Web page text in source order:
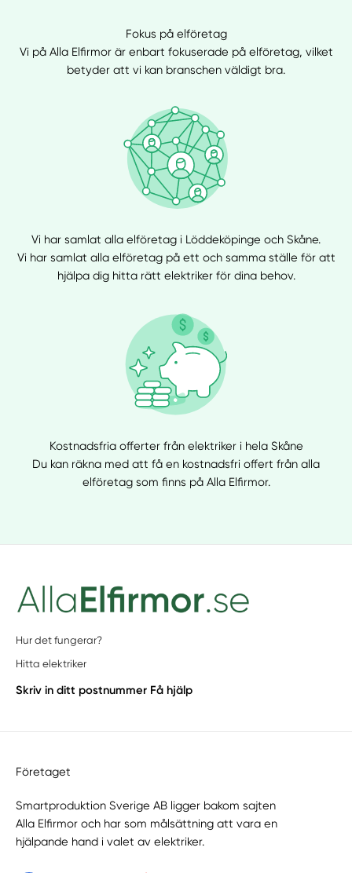
Fokus på elföretag
Vi på Alla Elfirmor är enbart fokuserade på elföretag, vilket
betyder att vi kan branschen väldigt bra.
Vi har samlat alla elföretag i Löddeköpinge och Skåne.
Vi har samlat alla elföretag på ett och samma ställe för att
hjälpa dig hitta rätt elektriker för dina behov.
Kostnadsfria offerter från elektriker i hela Skåne
Du kan räkna med att få en kostnadsfri offert från alla
elföretag som finns på Alla Elfirmor.
Hur det fungerar?
Hitta elektriker
Skriv in ditt postnummer Få hjälp
Företaget
Smartproduktion Sverige AB ligger bakom sajten
Alla Elfirmor och har som målsättning att vara en
hjälpande hand i valet av elektriker.